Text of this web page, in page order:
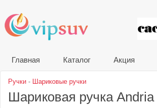
VIP
Главная Каталог Акция
Ручки - Шариковые ручки
Шариковая ручка Andria